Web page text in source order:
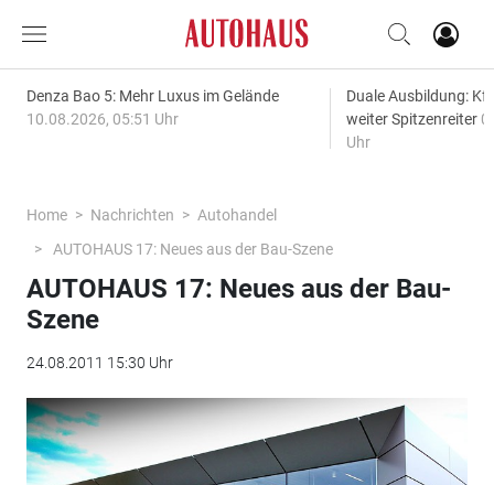
Denza Bao 5: Mehr Luxus im Gelände
10.08.2026, 05:51 Uhr
Duale Ausbildung:
weiter Spitzenreiter
Uhr
Home Nachrichten
Autohandel
AUTOHAUS 17: Neues aus der Bau-Szene
AUTOHAUS 17: Neues aus der Bau-
Szene
24.08.2011 15:30 Uhr